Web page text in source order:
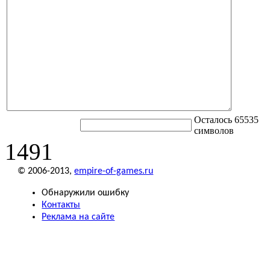
Осталось 65535
символов
1491
© 2006-2013,empire-of-games.ru
Обнаружили ошибку
Контакты
Реклама на сайте